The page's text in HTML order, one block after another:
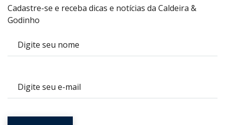
Cadastre-se e receba dicas e notícias da Caldeira &
Godinho